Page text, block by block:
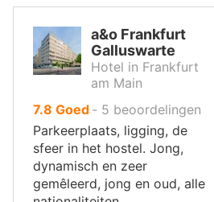
a&o Frankfurt
Galluswarte
Hotel in Frankfurt
am Main
7.8 uit
10
,
Goed ‐ 5 beoordelingen
Parkeerplaats, ligging, de
sfeer in het hostel. Jong,
dynamisch en zeer
gemêleerd, jong en oud, alle